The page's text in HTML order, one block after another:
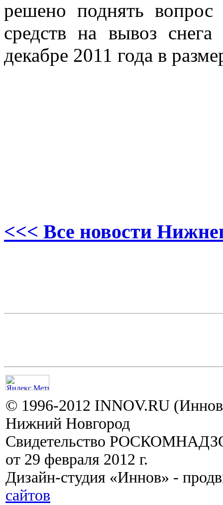
решено поднять
средств на вывоз
декабре 2011 года в
<<< Все новости
© 1996-2012 INNOV.RU
Нижний Новгород
Свидетельство
от 29 февраля 2012 г.
Дизайн-студия «Иннов» -
сайтов